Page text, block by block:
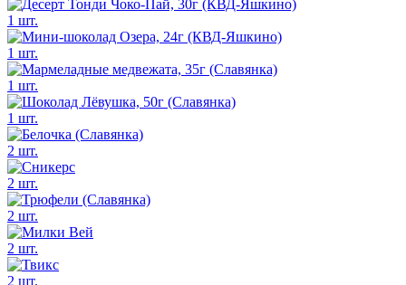
1 шт.
1 шт.
1 шт.
1 шт.
2 шт.
2 шт.
2 шт.
2 шт.
2 шт.